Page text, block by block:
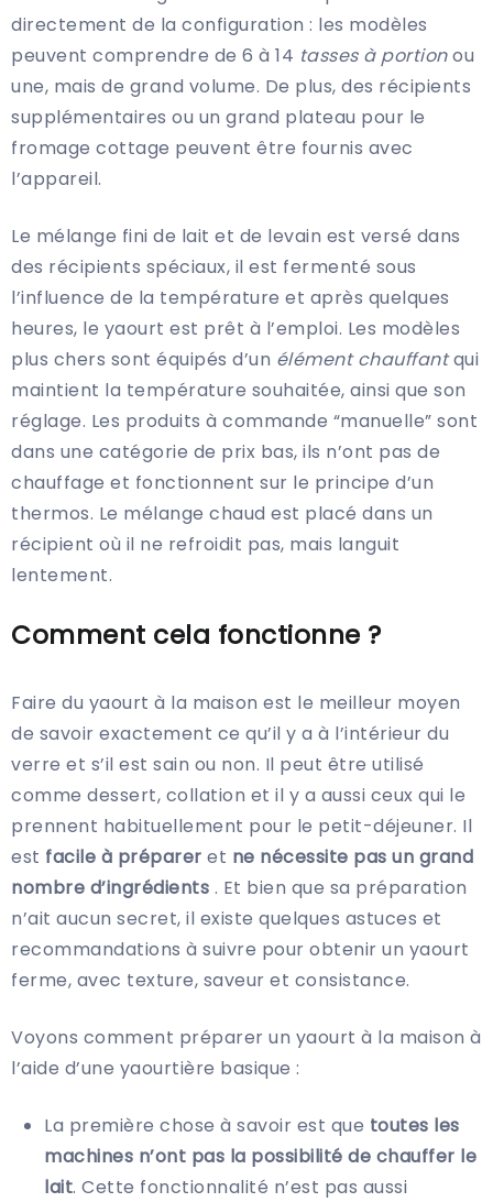
directement de la configuration : les modèles
peuvent comprendre de 6 à 14 tasses à portionou
une, mais de grand volume. De plus, des récipients
supplémentaires ou un grand plateau pour le
fromage cottage peuvent être fournis avec
l’appareil.
Le mélange fini de lait et de levain est versé dans
des récipients spéciaux, il est fermenté sous
l’influence de la température et après quelques
heures, le yaourt est prêt à l’emploi. Les modèles
plus chers sont équipés d’un élément chauffantqui
maintient la température souhaitée, ainsi que son
réglage. Les produits à commande “manuelle” sont
dans une catégorie de prix bas, ils n’ont pas de
chauffage et fonctionnent sur le principe d’un
thermos. Le mélange chaud est placé dans un
récipient où il ne refroidit pas, mais languit
lentement.
Comment cela fonctionne ?
Faire du yaourt à la maison est le meilleur moyen
de savoir exactement ce qu’il y a à l’intérieur du
verre et s’il est sain ou non. Il peut être utilisé
comme dessert, collation et il y a aussi ceux qui le
prennent habituellement pour le petit-déjeuner. Il
est facile à préparer et ne nécessite pas un grand
nombre d’ingrédients . Et bien que sa préparation
n’ait aucun secret, il existe quelques astuces et
recommandations à suivre pour obtenir un yaourt
ferme, avec texture, saveur et consistance.
Voyons comment préparer un yaourt à la maison à
l’aide d’une yaourtière basique :
La première chose à savoir est que toutes les
machines n’ont pas la possibilité de chauffer le
lait. Cette fonctionnalité n’est pas aussi